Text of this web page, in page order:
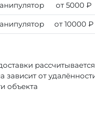
от 5000 ₽
от 10000 ₽
зависит от
объекта